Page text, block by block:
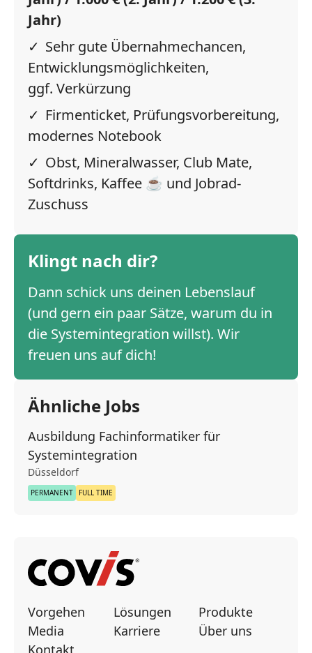
Jahr)
Sehr gute Übernahmechancen,
Entwicklungsmöglichkeiten,
ggf. Verkürzung
Firmenticket, Prüfungsvorbereitung,
modernes Notebook
Obst, Mineralwasser, Club Mate,
Softdrinks, Kaffee ☕ und Jobrad-
Zuschuss
Klingt nach dir?
Dann schick uns deinen Lebenslauf
(und gern ein paar Sätze, warum du in
die Systemintegration willst). Wir
freuen uns auf dich!
Ähnliche Jobs
Ausbildung Fachinformatiker für
Systemintegration
Düsseldorf
PERMANENT FULL TIME
Vorgehen Lösungen
Produkte
Media
Karriere
Über uns
Kontakt